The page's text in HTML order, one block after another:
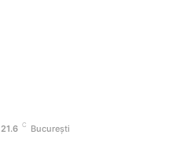
21.6 C București